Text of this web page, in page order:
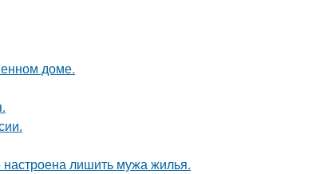
доме.
лишить мужа жилья.